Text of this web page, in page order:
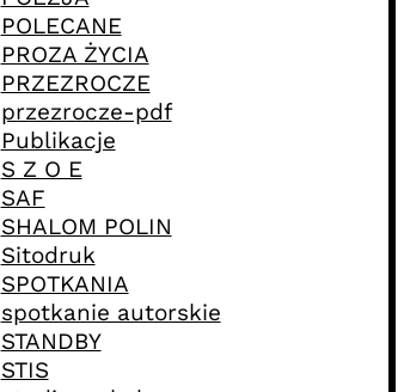
POLECANE
PROZA ŻYCIA
PRZEZROCZE
przezrocze-pdf
Publikacje
S Z O E
SAF
SHALOM POLIN
Sitodruk
SPOTKANIA
spotkanie autorskie
STANDBY
STIS